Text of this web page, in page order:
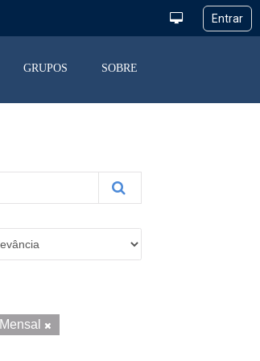
GRUPOS SOBRE
Mensal